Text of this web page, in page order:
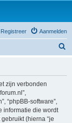
Aanmelden
Registreer
zijn verbonden
“phpBB-software”,
informatie die wordt
(hierna “je